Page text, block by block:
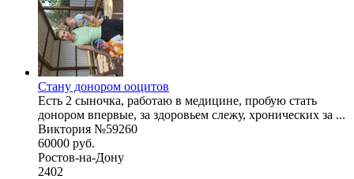
Стану донором ооцитов
Есть 2 сыночка, работаю в медицине, пробую стать
донором впервые, за здоровьем слежу, хронических за ...
Виктория №59260
60000 руб.
Ростов-на-Дону
2402